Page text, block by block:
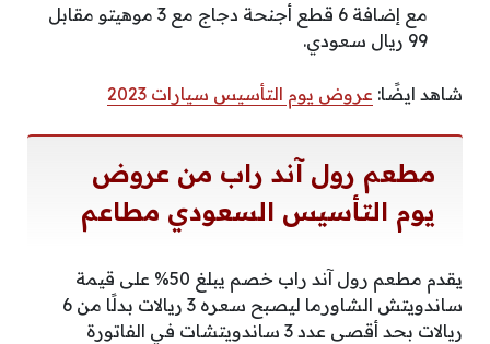
مع إضافة 6 قطع أجنحة دجاج مع 3 موهيتو مقابل
99 ريال سعودي.
شاهد ايضًا: عروض يوم التأسيس سيارات 2023
مطعم رول آند راب من عروض
يوم التأسيس السعودي مطاعم
يقدم مطعم رول آند راب خصم يبلغ 50% على قيمة
ساندويتش الشاورما ليصبح سعره 3 ريالات بدلًا من 6
ريالات بحد أقصى عدد 3 ساندويتشات في الفاتورة